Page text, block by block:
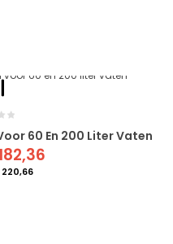
60 En 200 Liter Vaten